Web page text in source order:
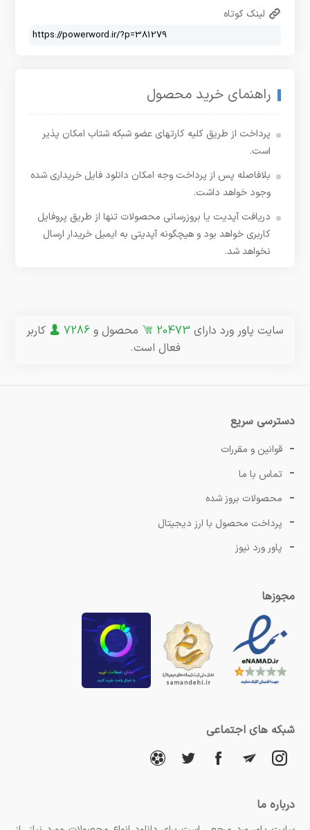
لینک کوتاه
راهنمای خرید محصول
پرداخت از طریق کلیه کارتهای عضو شبکه شتاب امکان پذیر
است.
بلافاصله پس از پرداخت وجه امکان دانلود فایل خریداری شده
وجود خواهد داشت.
دریافت آپدیت یا بروزرسانی محصولات تنها از طریق پروفایل
کاربری خواهد بود و هیچگونه آپدیتی به ایمیل خریدار ارسال
نخواهد شد.
سایت پاور ورد دارای 20473 محصول و 7286
کاربر
فعال است.
دسترسی سریع
قوانین و مقررات
تماس با ما
محصولات بروز شده
پرداخت محصول با ارز دیجیتال
پاور ورد نیوز
مجوزها
شبکه های اجتماعی
درباره ما